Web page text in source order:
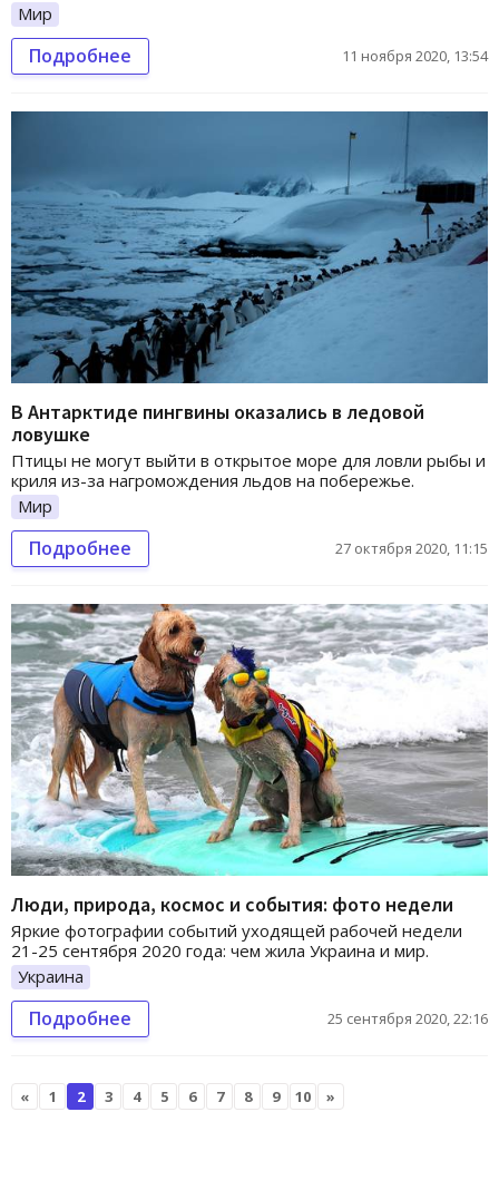
Мир
Подробнее 11 ноября 2020, 13:54
В Антарктиде пингвины оказались в ледовой
ловушке
Птицы не могут выйти в открытое море для ловли рыбы и
криля из-за нагромождения льдов на побережье.
Мир
Подробнее 27 октября 2020, 11:15
Люди, природа, космос и события: фото недели
Яркие фотографии событий уходящей рабочей недели
21-25 сентября 2020 года: чем жила Украина и мир.
Украина
Подробнее 25 сентября 2020, 22:16
« 1 2 3 4 5 6 7 8 9 10 »